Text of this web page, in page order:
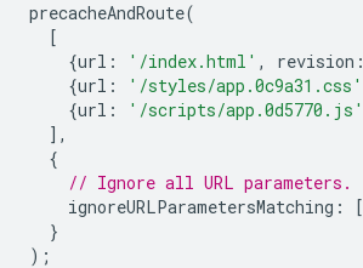
precacheAndRoute(
[
{url : '/index.html' , revision :
{url : '/styles/app.0c9a31.css'
{url : '/scripts/app.0d5770.js'
],
{
// Ignore all URL parameters.
ignoreURLParametersMatching : [
}
);